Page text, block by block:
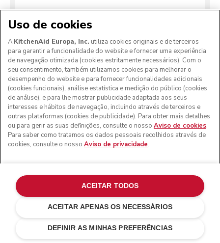
Envio normal gratuito em encomendas acima de 50€
para Portugal continental
14 dias de devolução gratuita
Pagamento 100% seguro
ofertas
Consulte o nosso Aviso de privacidade
Your email address
Uso de cookies
A KitchenAid Europa, Inc. utiliza cookies originais e de terceiros
para garantir a funcionalidade do website e fornecer uma experiência
de navegação otimizada (cookies estritamente necessários). Com o
seu consentimento, também utilizamos cookies para melhorar o
desempenho do website e para fornecer funcionalidades adicionais
(cookies funcionais), análise estatística e medição do público (cookies
de análise), e para lhe mostrar publicidade adaptada aos seus
interesses e hábitos de navegação, incluindo através de terceiros e
outras plataformas (cookies de publicidade). Para obter mais detalhes
ou para gerir as suas definições, consulte o nosso Aviso de cookies.
Para saber como tratamos os dados pessoais recolhidos através de
cookies, consulte o nosso Aviso de privacidade.
DEFINIR AS MINHAS PREFERÊNCIAS
ACEITAR APENAS OS NECESSÁRIOS
ACEITAR TODOS